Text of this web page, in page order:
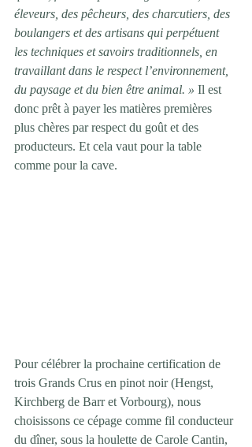
éleveurs, des pêcheurs, des charcutiers, des
boulangers et des artisans qui perpétuent
les techniques et savoirs traditionnels, en
travaillant dans le respect l’environnement,
du paysage et du bien être animal. » Il est
donc prêt à payer les matières premières
plus chères par respect du goût et des
producteurs. Et cela vaut pour la table
comme pour la cave.
Pour célébrer la prochaine certification de
trois Grands Crus en pinot noir (Hengst,
Kirchberg de Barr et Vorbourg), nous
choisissons ce cépage comme fil conducteur
du dîner, sous la houlette de Carole Cantin,